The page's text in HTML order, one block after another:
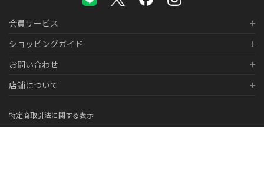
会員サービス
ショッピングガイド
お問い合わせ
店舗について
特定商取引法に関する表示